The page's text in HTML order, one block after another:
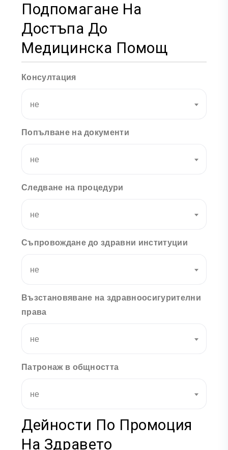
Подпомагане На
Достъпа До
Медицинска Помощ
Консултация
не
Попълване на документи
не
Следване на процедури
не
Съпровождане до здравни институции
не
Възстановяване на здравноосигурителни
права
не
Патронаж в общността
не
Дейности По Промоция
На Здравето